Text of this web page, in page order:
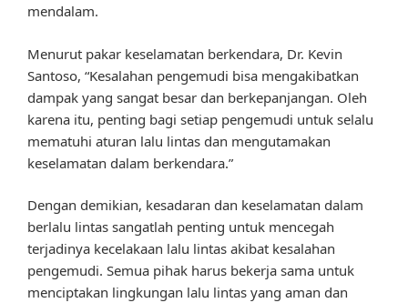
mendalam.
Menurut pakar keselamatan berkendara, Dr. Kevin
Santoso, “Kesalahan pengemudi bisa mengakibatkan
dampak yang sangat besar dan berkepanjangan. Oleh
karena itu, penting bagi setiap pengemudi untuk selalu
mematuhi aturan lalu lintas dan mengutamakan
keselamatan dalam berkendara.”
Dengan demikian, kesadaran dan keselamatan dalam
berlalu lintas sangatlah penting untuk mencegah
terjadinya kecelakaan lalu lintas akibat kesalahan
pengemudi. Semua pihak harus bekerja sama untuk
menciptakan lingkungan lalu lintas yang aman dan